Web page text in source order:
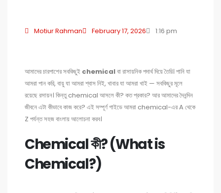
Motiur Rahman February 17, 2026 1:16 pm
আমাদের চারপাশের সবকিছুই chemicalবা রাসায়নিক পদার্থ দিয়ে তৈরি। পানি যা
আমরা পান করি, বায়ু যা আমরা শ্বাস নিই, খাবার যা আমরা খাই — সবকিছুর মূলে
রয়েছে রসায়ন। কিন্তু chemical আসলে কী? কত প্রকার? আর আমাদের দৈনন্দিন
জীবনে এটা কীভাবে কাজ করে? এই সম্পূর্ণ গাইডে আমরা chemical-এর A থেকে
Z পর্যন্ত সহজ বাংলায় আলোচনা করব।
Chemical কী? (What is
Chemical?)